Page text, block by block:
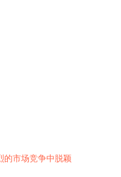
的市场竞争中脱颖